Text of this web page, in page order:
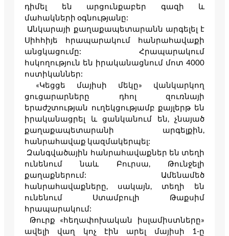
դիմել են արցունքաբեր գազի և
մահակների օգնությանը:
Անկարայի քաղաքապետարանն արգելել է
Սիհհիյե հրապարակում հանրահավաքի
անցկացումը: Հրապարակում
հսկողություն են իրականացնում մոտ 4000
ոստիկաններ:
«Կեցցե մայիսի մեկը» վանկարկող
ցուցարարները դհոլ զուռնայի
երաժշտության ուղեկցությամբ քայլերթ են
իրականացրել և ցանկանում են, չնայած
քաղաքապետարանի արգելքին,
հանրահավաք կազմակերպել:
Զանգվածային հանրահավաքներ են տեղի
ունենում նաև Բուրսա, Թունջելի
քաղաքներում: Ամենամեծ
հանրահավաքները, սակայն, տեղի են
ունենում Ստամբուլի Թաքսիմ
հրապարակում:
Թուրք «հեղափոխական իսլամիստները»
ավելի վաղ կոչ էին արել մայիսի 1-ը